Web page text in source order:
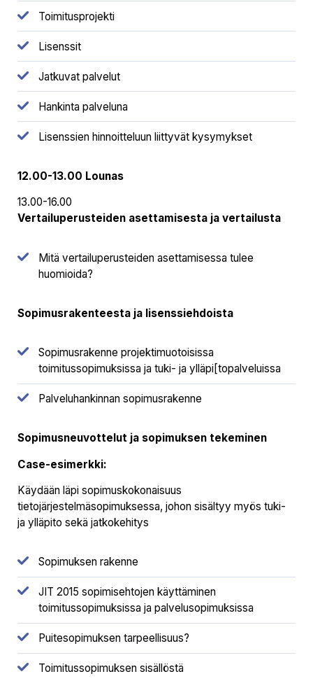
Toimitusprojekti
Lisenssit
Jatkuvat palvelut
Hankinta palveluna
Lisenssien hinnoitteluun liittyvät kysymykset
12.00-13.00 Lounas
13.00-16.00
Vertailuperusteiden asettamisesta ja vertailusta
Mitä vertailuperusteiden asettamisessa tulee
huomioida?
Sopimusrakenteesta ja lisenssiehdoista
Sopimusrakenne projektimuotoisissa
toimitussopimuksissa ja tuki- ja ylläpi[topalveluissa
Palveluhankinnan sopimusrakenne
Sopimusneuvottelut ja sopimuksen tekeminen
Case-esimerkki:
Käydään läpi sopimuskokonaisuus
tietojärjestelmäsopimuksessa, johon sisältyy myös tuki-
ja ylläpito sekä jatkokehitys
Sopimuksen rakenne
JIT 2015 sopimisehtojen käyttäminen
toimitussopimuksissa ja palvelusopimuksissa
Puitesopimuksen tarpeellisuus?
Toimitussopimuksen sisällöstä